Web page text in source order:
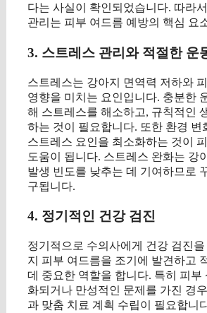
다는 사실이 확인되었습니다. 따라
관리는 피부 여드름 예방의 핵심 요
3. 스트레스 관리와 적절한 운
스트레스는 강아지 면역력 저하와
영향을 미치는 요인입니다. 충분한
해 스트레스를 해소하고, 규칙적인
하는 것이 필요합니다. 또한 환경 변
스트레스 요인을 최소화하는 것이
도움이 됩니다. 스트레스 완화는 강
발생 빈도를 낮추는 데 기여하므로
구됩니다.
4. 정기적인 건강 검진
정기적으로 수의사에게 건강 검진
지 피부 여드름을 조기에 발견하고
데 중요한 역할을 합니다. 특히 피부
화되거나 만성적인 문제를 가진 경
과 맞춤 치료 계획 수립이 필요합니